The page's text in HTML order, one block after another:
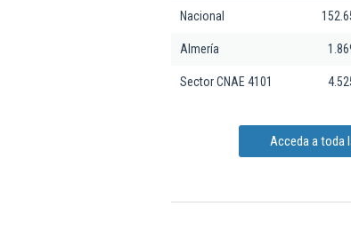
Nacional
Almería
Sector CNAE 4101
Acceda a toda